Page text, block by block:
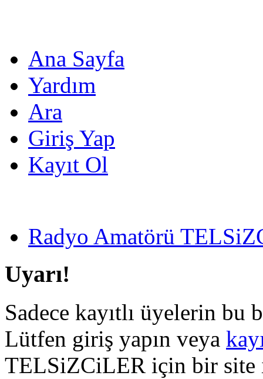
Ana Sayfa
Yardım
Ara
Giriş Yap
Kayıt Ol
Radyo Amatörü
Uyarı!
Sadece kayıtlı üyelerin bu
Lütfen giriş yapın veya
TELSiZCiLER için bir